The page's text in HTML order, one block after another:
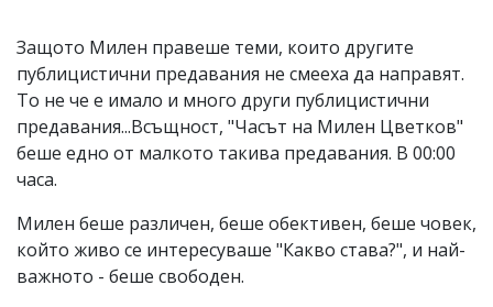
Защото Милен правеше теми, които другите
публицистични предавания не смееха да направят.
То не че е имало и много други публицистични
предавания...Всъщност, "Часът на Милен Цветков"
беше едно от малкото такива предавания. В 00:00
часа.
Милен беше различен, беше обективен, беше човек,
който живо се интересуваше "Какво става?", и най-
важното - беше свободен.